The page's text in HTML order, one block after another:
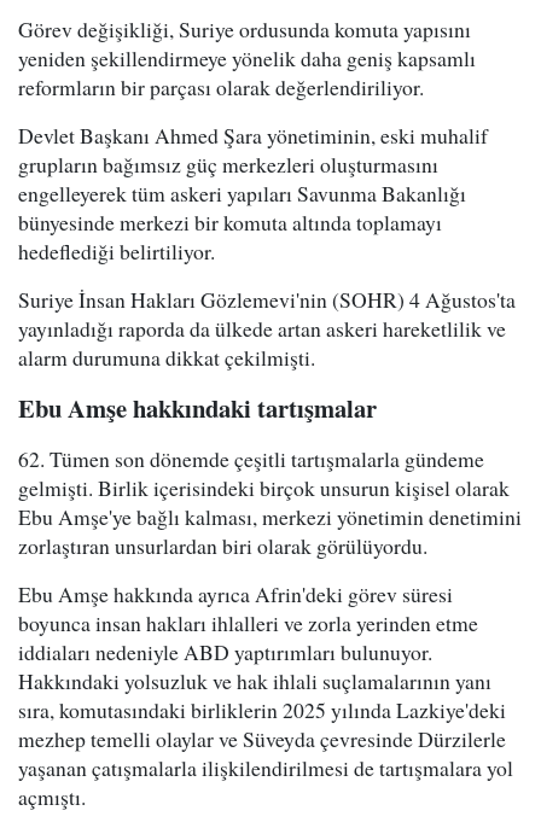
Görev değişikliği, Suriye ordusunda komuta yapısını
yeniden şekillendirmeye yönelik daha geniş kapsamlı
reformların bir parçası olarak değerlendiriliyor.
Devlet Başkanı Ahmed Şara yönetiminin, eski muhalif
grupların bağımsız güç merkezleri oluşturmasını
engelleyerek tüm askeri yapıları Savunma Bakanlığı
bünyesinde merkezi bir komuta altında toplamayı
hedeflediği belirtiliyor.
Suriye İnsan Hakları Gözlemevi'nin (SOHR) 4 Ağustos'ta
yayınladığı raporda da ülkede artan askeri hareketlilik ve
alarm durumuna dikkat çekilmişti.
Ebu Amşe hakkındaki tartışmalar
62. Tümen son dönemde çeşitli tartışmalarla gündeme
gelmişti. Birlik içerisindeki birçok unsurun kişisel olarak
Ebu Amşe'ye bağlı kalması, merkezi yönetimin denetimini
zorlaştıran unsurlardan biri olarak görülüyordu.
Ebu Amşe hakkında ayrıca Afrin'deki görev süresi
boyunca insan hakları ihlalleri ve zorla yerinden etme
iddiaları nedeniyle ABD yaptırımları bulunuyor.
Hakkındaki yolsuzluk ve hak ihlali suçlamalarının yanı
sıra, komutasındaki birliklerin 2025 yılında Lazkiye'deki
mezhep temelli olaylar ve Süveyda çevresinde Dürzilerle
yaşanan çatışmalarla ilişkilendirilmesi de tartışmalara yol
açmıştı.